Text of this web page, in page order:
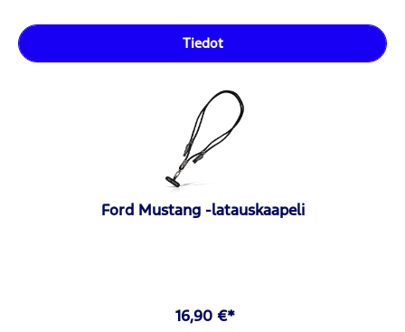
Tiedot
Ford Mustang -latauskaapeli
16,90 €*